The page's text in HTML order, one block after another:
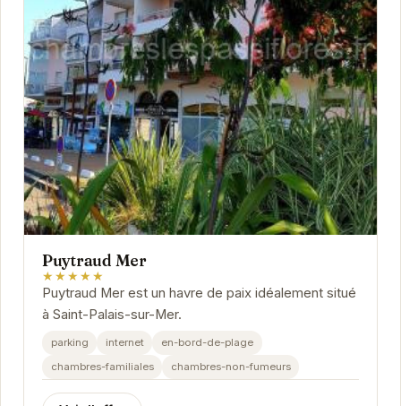
Puytraud Mer
★★★★★
Puytraud Mer est un havre de paix idéalement situé
à Saint-Palais-sur-Mer.
parking internet
en-bord-de-plage
chambres-familiales
chambres-non-fumeurs